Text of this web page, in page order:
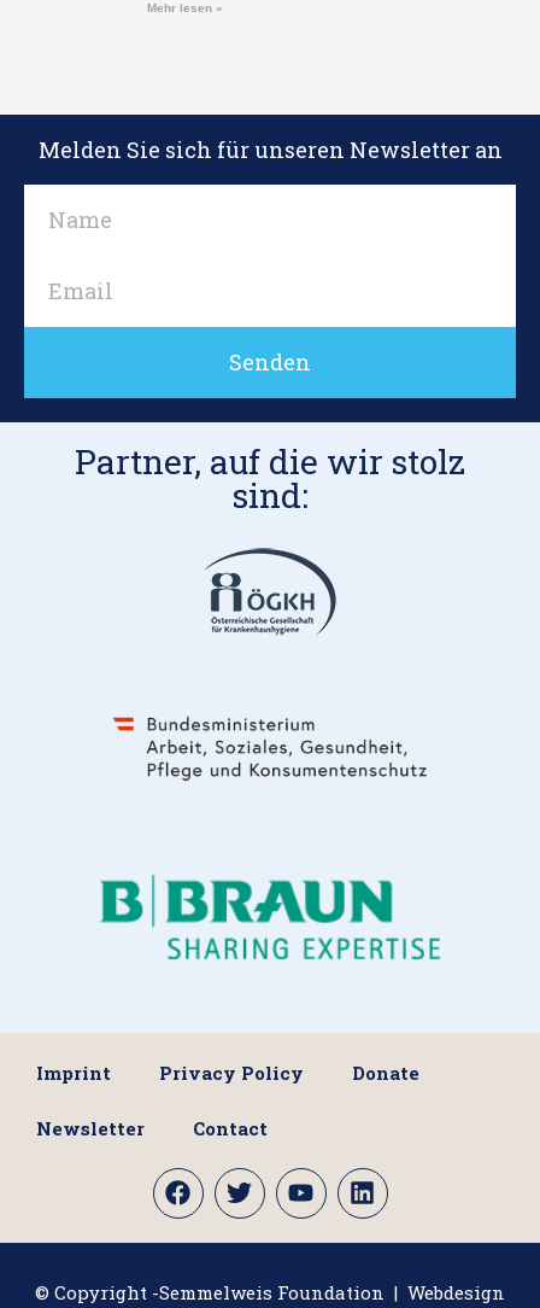
Mehr lesen »
Melden Sie sich für unseren Newsletter an
Senden
Partner, auf die wir stolz
sind:
Imprint Privacy Policy Donate
Newsletter Contact
© Copyright -Semmelweis Foundation | Webdesign